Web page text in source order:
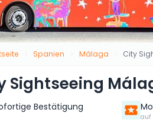
Spanien Málaga City
Sightseeing
Bestätigung
auf